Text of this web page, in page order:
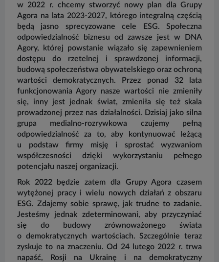
w 2022 r. chcemy stworzyć nowy plan dla Grupy
Agora na lata 2023-2027, którego integralną częścią
będą jasno sprecyzowane cele ESG. Społeczna
odpowiedzialność biznesu od zawsze jest w DNA
Agory, której powstanie wiązało się zapewnieniem
dostępu do rzetelnej i sprawdzonej informacji,
budową społeczeństwa obywatelskiego oraz ochroną
wartości demokratycznych. Przez ponad 32 lata
funkcjonowania Agory nasze wartości nie zmieniły
się, inny jest jednak świat, zmieniła się też skala
prowadzonej przez nas działalności. Dzisiaj jako silna
grupa medialno-rozrywkowa czujemy pełną
odpowiedzialność za to, aby kontynuować leżącą
u podstaw firmy misję i sprostać wyzwaniom
współczesności dzięki wykorzystaniu pełnego
potencjału naszej organizacji.
Rok 2022 będzie zatem dla Grupy Agora czasem
wytężonej pracy i wielu nowych działań z obszaru
ESG. Zdajemy sobie sprawę, jak trudne to zadanie.
Jesteśmy jednak zdeterminowani, aby przyczyniać
się do budowy zrównoważonego świata
o demokratycznych wartościach. Szczególnie teraz
zyskuje to na znaczeniu. Od 24 lutego 2022 r. trwa
napaść, Rosji na Ukrainę i na demokratyczny